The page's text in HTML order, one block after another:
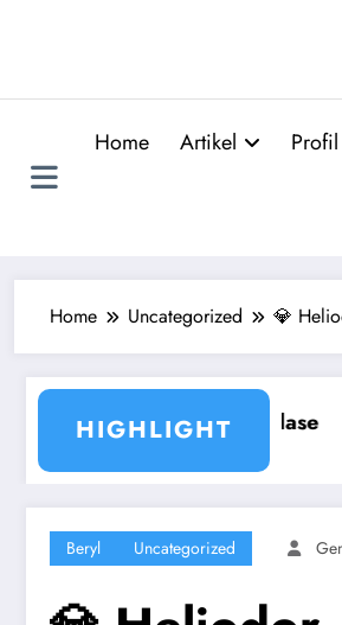
Home Artikel
Home Uncategorized 💎
HIGHLIGHT
SAPPHIRE
Beryl Uncategorized